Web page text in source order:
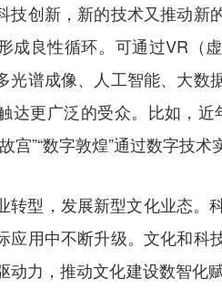
技创新，新的技术又推动新
成良性循环。可通过VR（
光谱成像、人工智能、大数
达更广泛的受众。比如，
宫”“数字敦煌”通过数字技
转型，发展新型文化业态。
应用中不断升级。文化和科
动力，推动文化建设数智化